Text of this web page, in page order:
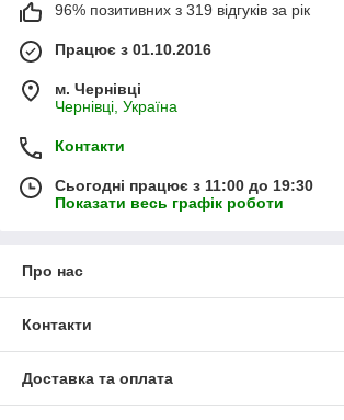
96% позитивних з 319 відгуків за рік
Працює з 01.10.2016
м. Чернівці
Чернівці, Україна
Контакти
Сьогодні працює з 11:00 до 19:30
Показати весь графік роботи
Про нас
Контакти
Доставка та оплата